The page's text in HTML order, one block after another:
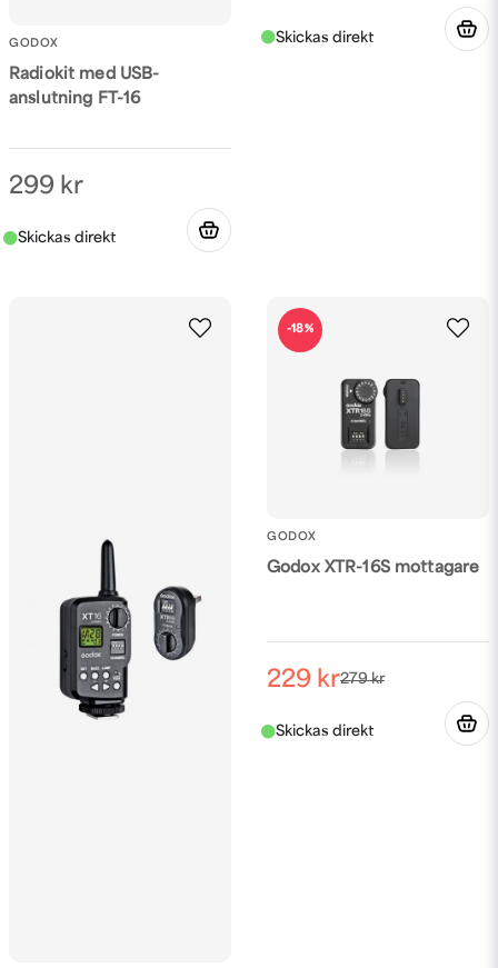
GODOX
Radiokit med USB-
anslutning FT-16
299 kr
GODOX
Godox XTR-16S mottagare
279 kr
229 kr
-18%